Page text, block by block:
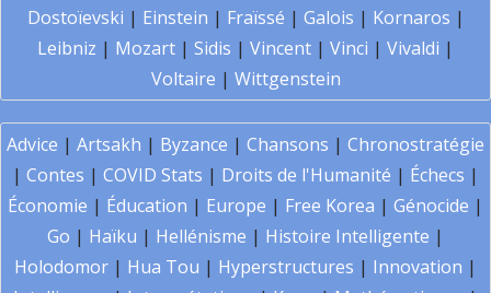
Dostoïevski | Einstein | Fraïssé | Galois | Kornaros |
Leibniz | Mozart | Sidis | Vincent | Vinci | Vivaldi |
Voltaire | Wittgenstein
Advice | Artsakh | Byzance | Chansons | Chronostratégie
| Contes | COVID Stats | Droits de l'Humanité | Échecs |
Économie | Éducation | Europe | Free Korea | Génocide |
Go | Haïku | Hellénisme | Histoire Intelligente |
Holodomor | Hua Tou | Hyperstructures | Innovation |